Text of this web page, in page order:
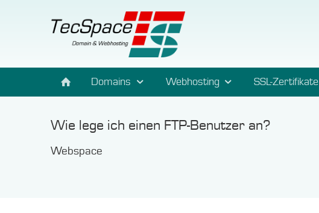
Domains Webhosting SSL-Zertifikate
Wie lege ich einen FTP-Benutzer an?
Webspace